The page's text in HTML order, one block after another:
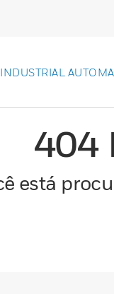
INDUSTRIAL
404
está